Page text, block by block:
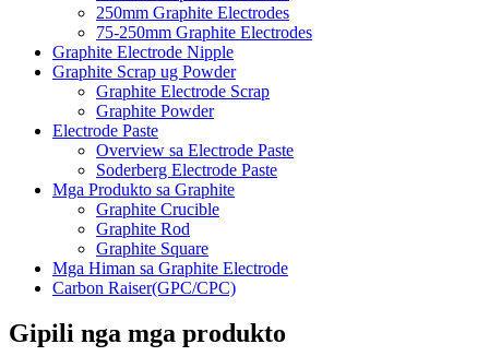
250mm Graphite Electrodes
75-250mm Graphite Electrodes
Graphite Electrode Nipple
Graphite Scrap ug Powder
Graphite Electrode Scrap
Graphite Powder
Electrode Paste
Overview sa Electrode Paste
Soderberg Electrode Paste
Mga Produkto sa Graphite
Graphite Crucible
Graphite Rod
Graphite Square
Mga Himan sa Graphite Electrode
Carbon Raiser(GPC/CPC)
Gipili nga mga produkto